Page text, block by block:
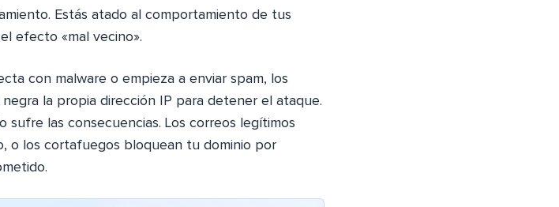
Estás atado al comportamiento de tus
efecto «mal vecino».
con malware o empieza a enviar spam, los
la propia dirección IP para detener el ataque.
sufre las consecuencias. Los correos legítimos
o los cortafuegos bloquean tu dominio por